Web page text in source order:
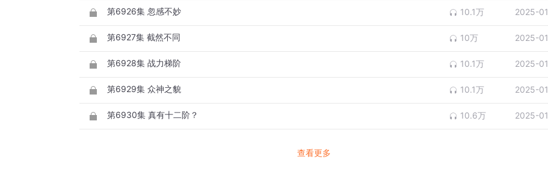
第6926集 忽感不妙 10.1万 2025-01
第6927集 截然不同 10万 2025-01
第6928集 战力梯阶 10.1万 2025-01
第6929集 众神之貌 10.1万 2025-01
第6930集 真有十二阶？ 10.6万 2025-01
查看更多